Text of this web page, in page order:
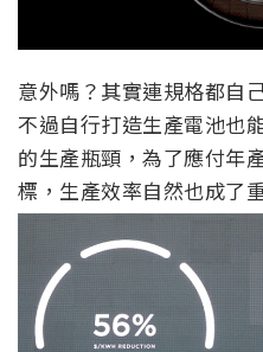
意外嗎？其實連規格都自
不過自行打造生產電池也
的生產瓶頸，為了應付年
標，生產效率自然也成了